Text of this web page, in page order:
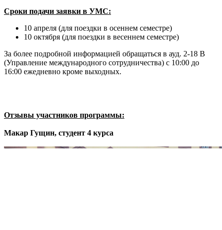
Сроки подачи заявки в УМС:
10 апреля (для поездки в осеннем семестре)
10 октября (для поездки в весеннем семестре)
За более подробной информацией обращаться в ауд. 2-18 В
(Управление международного сотрудничества) с 10:00 до
16:00 ежедневно кроме выходных.
Отзывы участников программы:
Макар Гущин, студент 4 курса